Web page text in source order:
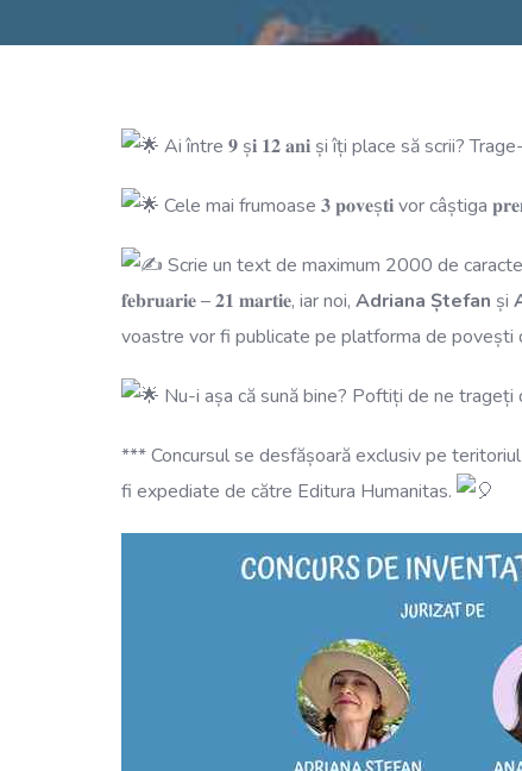
Ai între 𝟗 ș𝐢 𝟏𝟐 𝐚𝐧𝐢 și îți place să scrii?
Cele mai frumoase 𝟑 𝐩𝐨𝐯𝐞ș𝐭𝐢 vor câștiga
Scrie un text de maximum 2000 de
𝐟𝐞𝐛𝐫𝐮𝐚𝐫𝐢𝐞 – 𝟐𝟏 𝐦𝐚𝐫𝐭𝐢𝐞, iar noi, Adriana Ștefan și
voastre vor fi publicate pe platforma de povești
Nu-i așa că sună bine? Poftiți de ne
*** Concursul se desfășoară exclusiv pe
fi expediate de către Editura Humanitas.